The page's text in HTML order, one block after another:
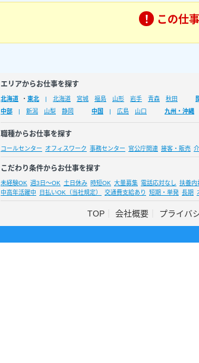
この仕
エリアからお仕事を探す
北海道 ・ 東北 北海道 宮城 福島 山形 岩手 青森 秋田
中部
新潟 山梨 静岡 中国 広島 山口 九州・沖縄
職種からお仕事を探す
コールセンター オフィスワーク 事務センター 官公庁関連 接客・販売
こだわり条件からお仕事を探す
未経験OK 週3日～OK 土日休み 時短OK 大量募集 電話応対なし 扶養内
中高年活躍中
日払いOK（当社規定） 交通費支給あり 短期・単発 長期
TOP 会社概要 プライバ